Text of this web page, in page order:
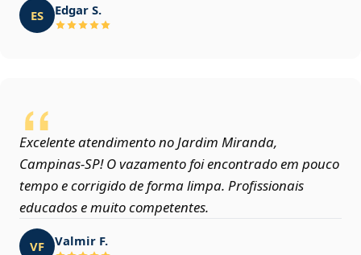
ES Edgar S.
Excelente atendimento no Jardim Miranda,
Campinas‑SP! O vazamento foi encontrado em pouco
tempo e corrigido de forma limpa. Profissionais
educados e muito competentes.
VF Valmir F.